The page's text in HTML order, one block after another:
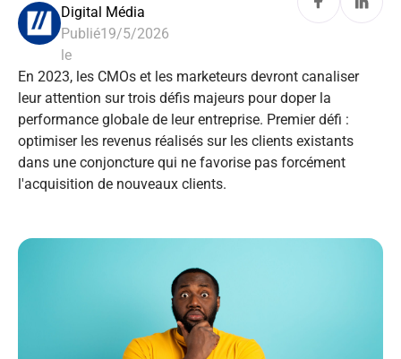
Digital Média
Publié
le
19/5/2026
En 2023, les CMOs et les marketeurs devront canaliser
leur attention sur trois défis majeurs pour doper la
performance globale de leur entreprise. Premier défi :
optimiser les revenus réalisés sur les clients existants
dans une conjoncture qui ne favorise pas forcément
l'acquisition de nouveaux clients.